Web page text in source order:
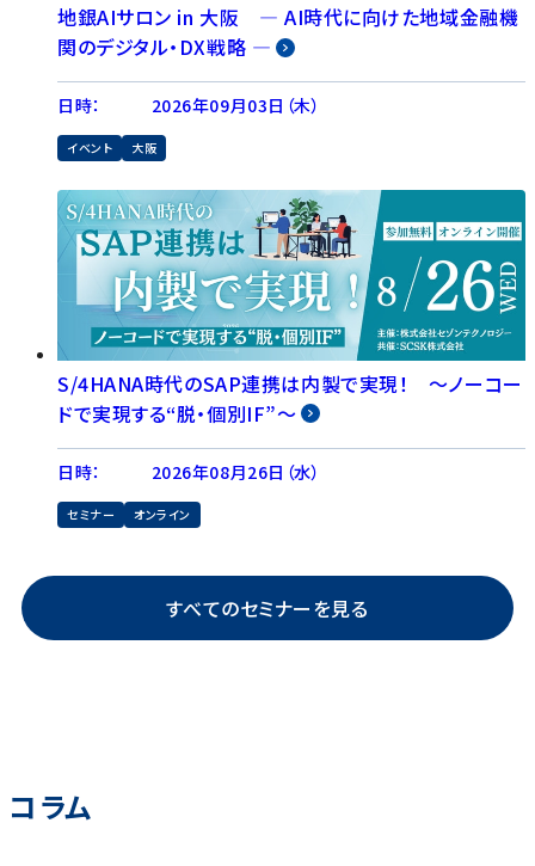
地銀AIサロン in 大阪 ― AI時代に向けた地域金融機
関のデジタル・DX戦略 ―
日時： 2026年09月03日（木）
イベント 大阪
S/4HANA時代のSAP連携は内製で実現！ ～ノーコー
ドで実現する“脱・個別IF”～
日時： 2026年08月26日（水）
セミナー オンライン
すべてのセミナーを見る
コラム